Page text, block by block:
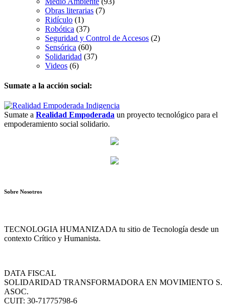
Obras literarias (7)
Ridículo (1)
Robótica (37)
Seguridad y Control de Accesos (2)
Sensórica (60)
Solidaridad (37)
Videos (6)
Sumate a la acción social:
Sumate a Realidad Empoderada un proyecto tecnológico para el
empoderamiento social solidario.
Sobre Nosotros
TECNOLOGIA HUMANIZADA tu sitio de Tecnología desde un
contexto Crítico y Humanista.
DATA FISCAL
SOLIDARIDAD TRANSFORMADORA EN MOVIMIENTO S.
ASOC.
CUIT: 30-71775798-6